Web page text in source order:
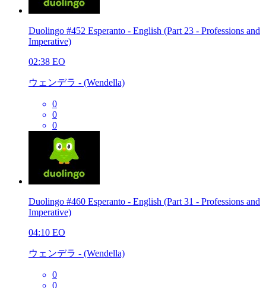
Duolingo #452 Esperanto - English (Part 23 - Professions and
Imperative)
02:38 EO
ウェンデラ - (Wendella)
0
0
0
Duolingo #460 Esperanto - English (Part 31 - Professions and
Imperative)
04:10 EO
ウェンデラ - (Wendella)
0
0